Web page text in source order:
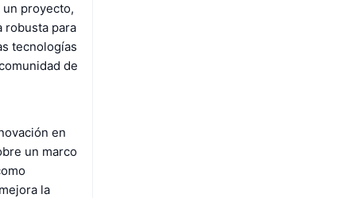
un proyecto,
robusta para
tecnologías
de
en
un marco
la